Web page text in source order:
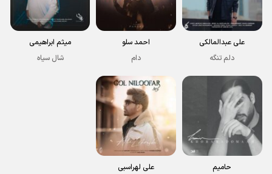
علی عبدالمالکی
دلم تنگه
احمد سلو
دام
میثم ابراهیمی
شال سیاه
حامیم
علی لهراسبی